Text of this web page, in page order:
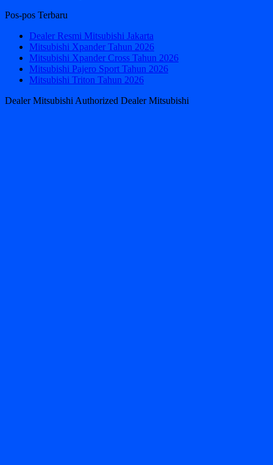
Pos-pos Terbaru
Dealer Resmi Mitsubishi Jakarta
Mitsubishi Xpander Tahun 2026
Mitsubishi Xpander Cross Tahun 2026
Mitsubishi Pajero Sport Tahun 2026
Mitsubishi Triton Tahun 2026
Dealer Mitsubishi Authorized Dealer Mitsubishi